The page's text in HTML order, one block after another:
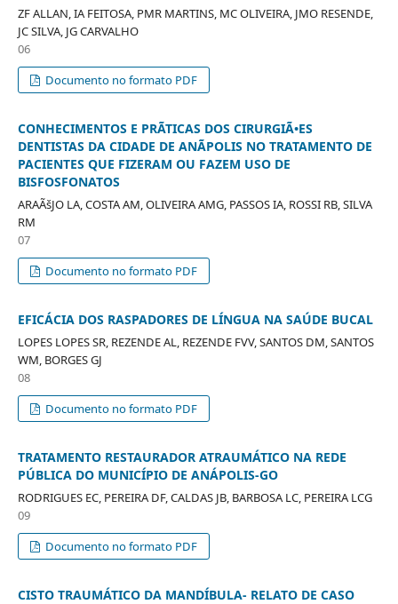
ZF ALLAN, IA FEITOSA, PMR MARTINS, MC OLIVEIRA, JMO RESENDE,
JC SILVA, JG CARVALHO
06
Documento no formato PDF
CONHECIMENTOS E PRÃTICAS DOS CIRURGIÃ•ES
DENTISTAS DA CIDADE DE ANÃPOLIS NO TRATAMENTO DE
PACIENTES QUE FIZERAM OU FAZEM USO DE
BISFOSFONATOS
ARAÃšJO LA, COSTA AM, OLIVEIRA AMG, PASSOS IA, ROSSI RB, SILVA
RM
07
Documento no formato PDF
EFICÁCIA DOS RASPADORES DE LÍNGUA NA SAÚDE BUCAL
LOPES LOPES SR, REZENDE AL, REZENDE FVV, SANTOS DM, SANTOS
WM, BORGES GJ
08
Documento no formato PDF
TRATAMENTO RESTAURADOR ATRAUMÁTICO NA REDE
PÚBLICA DO MUNICÍPIO DE ANÁPOLIS-GO
RODRIGUES EC, PEREIRA DF, CALDAS JB, BARBOSA LC, PEREIRA LCG
09
Documento no formato PDF
CISTO TRAUMÁTICO DA MANDÍBULA- RELATO DE CASO